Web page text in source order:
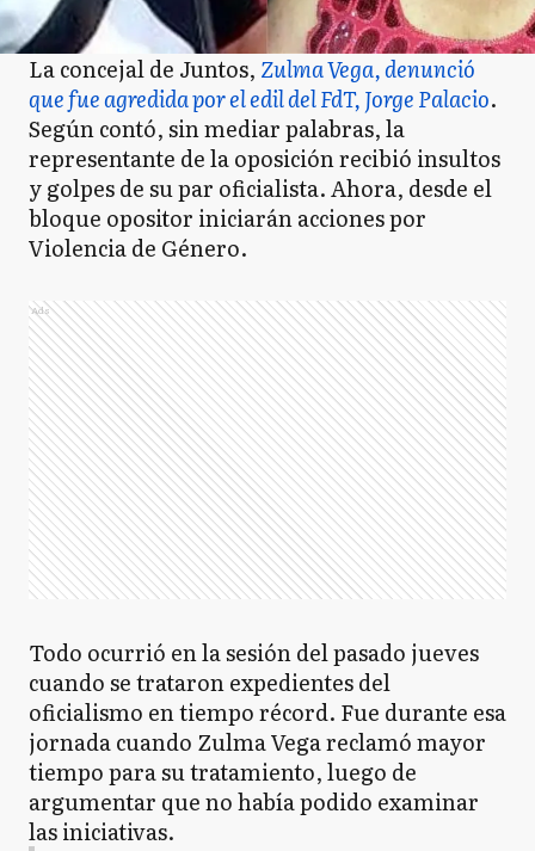
La concejal de Juntos, Zulma Vega, denunció
que fue agredida por el edil del FdT, Jorge Palacio.
Según contó, sin mediar palabras, la
representante de la oposición recibió insultos
y golpes de su par oficialista. Ahora, desde el
bloque opositor iniciarán acciones por
Violencia de Género.
Ads
Todo ocurrió en la sesión del pasado jueves
cuando se trataron expedientes del
oficialismo en tiempo récord. Fue durante esa
jornada cuando Zulma Vega reclamó mayor
tiempo para su tratamiento, luego de
argumentar que no había podido examinar
las iniciativas.